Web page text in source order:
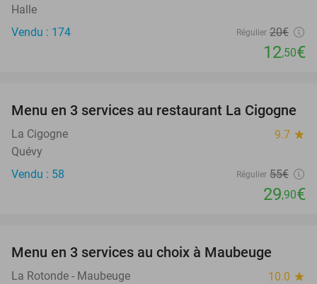
Halle
Vendu : 174
Régulier 20€
12,50€
46%
Menu en 3 services au restaurant La Cigogne
La Cigogne 9.7 star
Quévy
Vendu : 58
Régulier 55€
29,90€
Menu en 3 services au choix à Maubeuge
La Rotonde - Maubeuge 10.0 star